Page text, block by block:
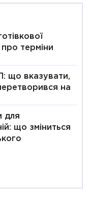
терміни
що вказувати,
на
для
що зміниться